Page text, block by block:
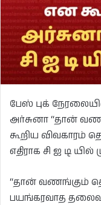
பேஸ் புக்
அர்சுனா “தான்
கூறிய விவகாரம்
எதிராக சி ஐ டி
“தான் வணங்கும்
பயங்கரவாத